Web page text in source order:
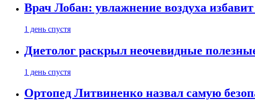
Врач Лобан: увлажнение воздуха избавит
1 день спустя
Диетолог раскрыл неочевидные
1 день спустя
Ортопед Литвиненко назвал самую